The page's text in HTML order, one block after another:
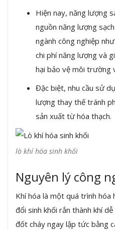
Hiện nay, năng lượng
nguồn năng lượng
ngành công nghiệp
chi phí năng lượng và
hại bảo vệ môi trường
Đặc biệt, nhu cầu sử
lượng thay thế tránh
sản xuất từ hóa thạch.
lò khí hóa sinh khối
Nguyên lý công
Khí hóa là một quá trình hóa
đổi sinh khối rắn thành khí
đốt cháy ngay lập tức bằng